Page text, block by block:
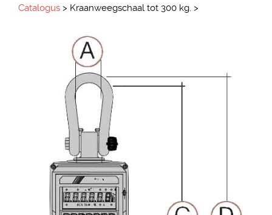
Catalogus > Kraanweegschaal tot 300 kg. >